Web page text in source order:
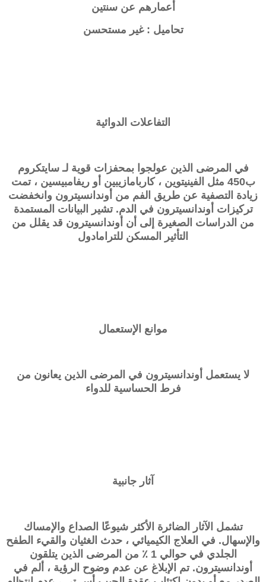
أعمارهم عن سنتين
تحاميل : غير مستحسن
التفاعلات الدوائية
في المرضى الذين عولجوا بمحفزات قوية لـ سايتكروم
ب450 مثل الفينيتوين ، كاربامازيبين أو ريفامبيسين ، تمت
زيادة التصفية عن طريق الفم من أوندانسيترون وانخفضت
تركيزات أوندانسيترون في الدم. تشير البيانات المستمدة
من الدراسات الصغيرة إلى أن أوندانسيترون قد يقلل من
التأثير المسكن للترامادول
موانع الإستعمال
لا يستعمل أوندانسيترون في المرضى الذين يعانون من
فرط الحساسية للدواء
آثار جانبية
تشمل الآثار الضائرة الأكثر شيوعًا الصداع والإمساك
والإسهال. في العلاج الكيميائي ، حدث الغثيان والقيء الطفح
الجلدي في حوالي 1 ٪ من المرضى الذين يتلقون
أوندانسيترون. تم الإبلاغ عن عدم وضوح الرؤية ، ألم في